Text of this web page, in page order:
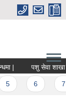
पशु सेवा शाखा